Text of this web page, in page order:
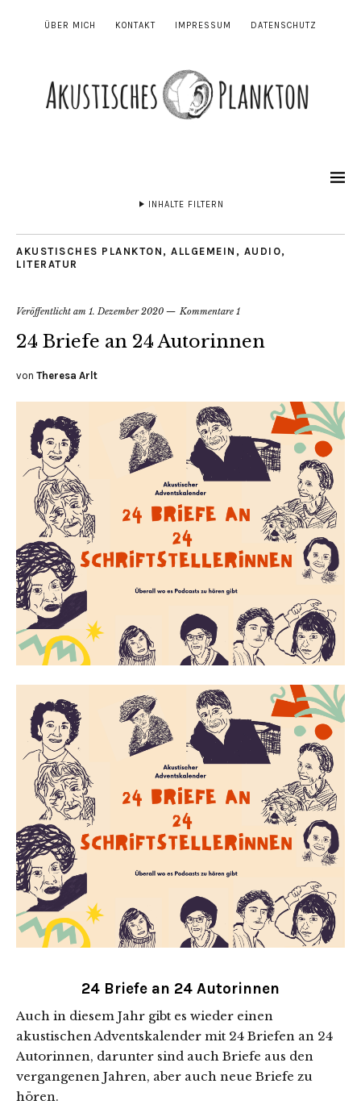
ÜBER MICH KONTAKT IMPRESSUM DATENSCHUTZ
INHALTE FILTERN
AKUSTISCHES PLANKTON , ALLGEMEIN , AUDIO,
LITERATUR
Veröffentlicht am 1. Dezember 2020 Kommentare 1
24 Briefe an 24 Autorinnen
von Theresa Arlt
24 Briefe an 24 Autorinnen
Auch in diesem Jahr gibt es wieder einen
akustischen Adventskalender mit 24 Briefen an 24
Autorinnen, darunter sind auch Briefe aus den
vergangenen Jahren, aber auch neue Briefe zu
hören.